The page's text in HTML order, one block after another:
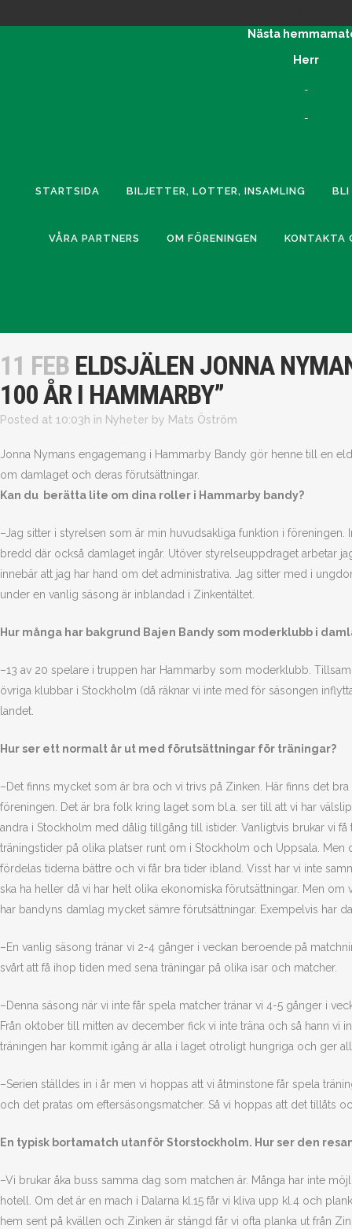
Nästa
Herr
-
-
STARTSIDA BILJETTER, LOTTER, INSAMLING BLI
VÅRA PARTNERS OM FÖRENINGEN KONTAKTA
11 FEB ELDSJÄLEN JONNA
100 ÅR I HAMMARBY”
Posted at 10:03h in Nyheter by Mats Öström
Jonna Nymans engagemang i Hammarby Bandy gör henne till en
om damlaget och deras förutsättningar.
Kan du berätta lite om dina roller i Hammarby bandy?
–Jag sitter i styrelsen som är min huvudsakliga funktion i
bredd där också damlaget ingår. Utöver styrelseuppdraget arbetar
innebär att jag har hand om det administrativa. Jag sitter med i
under en vanlig säsong är inblandad i Zinkentältet.
Hur många har bakgrund Bajen Bandy som moderklubb i
–13 av 20 spelare i truppen har Hammarby som moderklubb.
övriga klubbar i Stockholm (då räknar vi inte med för säsongen
landet.
Hur ser ett normalt år ut med förutsättningar för träningar?
–Det finns mycket som är bra och vi trivs på Zinken. Här finns det
föreningen. Det är bra folk kring laget som bl.a. ser till att vi har
andra i Stockholm med dålig tillgång till istider. Vanligtvis brukar vi
träningstider på olika platser runt om i Stockholm och Uppsala.
fördelas tiderna bättre och vi får bra tider ibland. Visst har vi inte
ska ha heller då vi har helt olika ekonomiska förutsättningar. Men
har bandyns damlag mycket sämre förutsättningar. Exempelvis har
–En vanlig säsong tränar vi 2-4 gånger i veckan beroende på
svårt att få ihop tiden med sena träningar på olika isar och matcher.
–Denna säsong när vi inte får spela matcher tränar vi 4-5 gånger i
Från oktober till mitten av december fick vi inte träna och så hann vi
träningen har kommit igång är alla i laget otroligt hungriga och ger
–Serien ställdes in i år men vi hoppas att vi åtminstone får spela
och det pratas om eftersäsongsmatcher. Så vi hoppas att det tillåts
En typisk bortamatch utanför Storstockholm. Hur ser den
–Vi brukar åka buss samma dag som matchen är. Många har inte
hotell. Om det är en mach i Dalarna kl.15 får vi kliva upp kl.4 och
hem sent på kvällen och Zinken är stängd får vi ofta planka ut från